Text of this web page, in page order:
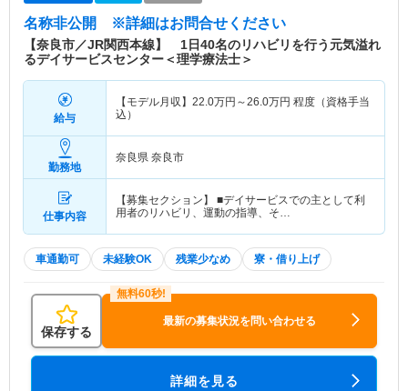
名称非公開 ※詳細はお問合せください
【奈良市／JR関西本線】 1日40名のリハビリを行う元気溢れ
るデイサービスセンター＜理学療法士＞
給与
【モデル月収】 22.0万円～26.0万円 程度（資格手当
込）
勤務地
奈良県 奈良市
仕事内容
【募集セクション】 ■デイサービスでの主として利
用者のリハビリ、運動の指導、そ…
車通勤可 未経験OK 残業少なめ 寮・借り上げ
保存する
最新の募集状況を問い合わせる
詳細を見る